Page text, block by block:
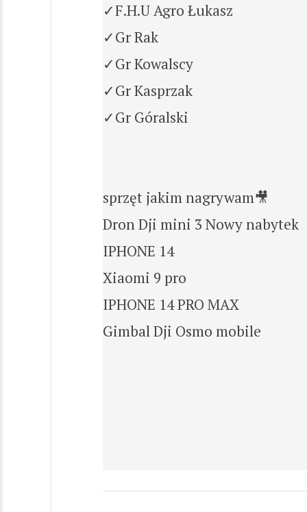
✓F.H.U Agro Łukasz
✓Gr Rak
✓Gr Kowalscy
✓Gr Kasprzak
✓Gr Góralski
sprzęt jakim nagrywam🎥
Dron Dji mini 3 Nowy nabytek
IPHONE 14
Xiaomi 9 pro
IPHONE 14 PRO MAX
Gimbal Dji Osmo mobile